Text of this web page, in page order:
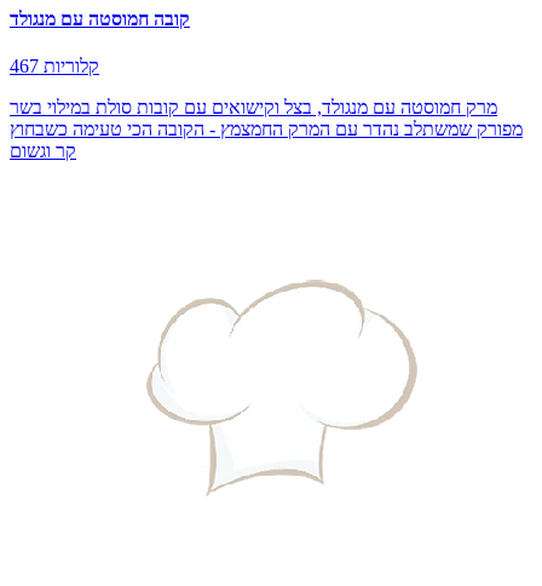
קובה חמוסטה עם מנגולד
467 קלוריות
מרק חמוסטה עם מנגולד, בצל וקישואים עם קובות סולת במילוי בשר
מפורק שמשתלב נהדר עם המרק החמצמץ - הקובה הכי טעימה כשבחוץ
קר וגשום